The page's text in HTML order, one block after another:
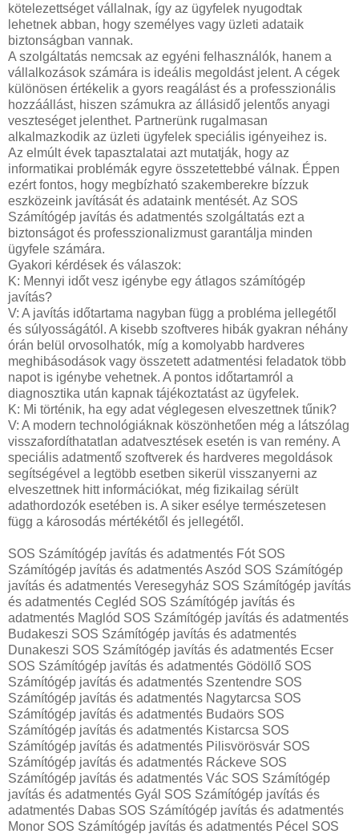
kötelezettséget vállalnak, így az ügyfelek nyugodtak
lehetnek abban, hogy személyes vagy üzleti adataik
biztonságban vannak.
A szolgáltatás nemcsak az egyéni felhasználók, hanem a
vállalkozások számára is ideális megoldást jelent. A cégek
különösen értékelik a gyors reagálást és a professzionális
hozzáállást, hiszen számukra az állásidő jelentős anyagi
veszteséget jelenthet. Partnerünk rugalmasan
alkalmazkodik az üzleti ügyfelek speciális igényeihez is.
Az elmúlt évek tapasztalatai azt mutatják, hogy az
informatikai problémák egyre összetettebbé válnak. Éppen
ezért fontos, hogy megbízható szakemberekre bízzuk
eszközeink javítását és adataink mentését. Az SOS
Számítógép javítás és adatmentés szolgáltatás ezt a
biztonságot és professzionalizmust garantálja minden
ügyfele számára.
Gyakori kérdések és válaszok:
K: Mennyi időt vesz igénybe egy átlagos számítógép
javítás?
V: A javítás időtartama nagyban függ a probléma jellegétől
és súlyosságától. A kisebb szoftveres hibák gyakran néhány
órán belül orvosolhatók, míg a komolyabb hardveres
meghibásodások vagy összetett adatmentési feladatok több
napot is igénybe vehetnek. A pontos időtartamról a
diagnosztika után kapnak tájékoztatást az ügyfelek.
K: Mi történik, ha egy adat véglegesen elveszettnek tűnik?
V: A modern technológiáknak köszönhetően még a látszólag
visszafordíthatatlan adatvesztések esetén is van remény. A
speciális adatmentő szoftverek és hardveres megoldások
segítségével a legtöbb esetben sikerül visszanyerni az
elveszettnek hitt információkat, még fizikailag sérült
adathordozók esetében is. A siker esélye természetesen
függ a károsodás mértékétől és jellegétől.
SOS Számítógép javítás és adatmentés Fót SOS
Számítógép javítás és adatmentés Aszód SOS Számítógép
javítás és adatmentés Veresegyház SOS Számítógép javítás
és adatmentés Cegléd SOS Számítógép javítás és
adatmentés Maglód SOS Számítógép javítás és adatmentés
Budakeszi SOS Számítógép javítás és adatmentés
Dunakeszi SOS Számítógép javítás és adatmentés Ecser
SOS Számítógép javítás és adatmentés Gödöllő SOS
Számítógép javítás és adatmentés Szentendre SOS
Számítógép javítás és adatmentés Nagytarcsa SOS
Számítógép javítás és adatmentés Budaörs SOS
Számítógép javítás és adatmentés Kistarcsa SOS
Számítógép javítás és adatmentés Pilisvörösvár SOS
Számítógép javítás és adatmentés Ráckeve SOS
Számítógép javítás és adatmentés Vác SOS Számítógép
javítás és adatmentés Gyál SOS Számítógép javítás és
adatmentés Dabas SOS Számítógép javítás és adatmentés
Monor SOS Számítógép javítás és adatmentés Pécel SOS